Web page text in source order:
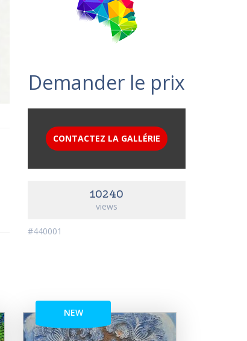
Demander le prix
CONTACTEZ LA GALLÉRIE
10240
views
#440001
NEW